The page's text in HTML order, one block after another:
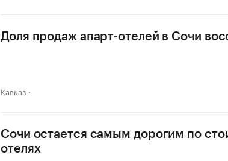
Доля продаж апарт-отелей в Сочи
Кавказ
Сочи остается самым дорогим по
отелях